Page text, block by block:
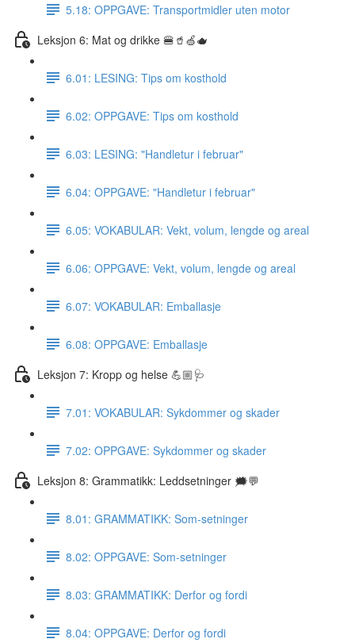
5.18: OPPGAVE: Transportmidler uten motor
Leksjon 6: Mat og drikke 🍔🥤🍏🫖
6.01: LESING: Tips om kosthold
6.02: OPPGAVE: Tips om kosthold
6.03: LESING: "Handletur i februar"
6.04: OPPGAVE: "Handletur i februar"
6.05: VOKABULAR: Vekt, volum, lengde og areal
6.06: OPPGAVE: Vekt, volum, lengde og areal
6.07: VOKABULAR: Emballasje
6.08: OPPGAVE: Emballasje
Leksjon 7: Kropp og helse 💪🏼🩺
7.01: VOKABULAR: Sykdommer og skader
7.02: OPPGAVE: Sykdommer og skader
Leksjon 8: Grammatikk: Leddsetninger 🗯💬
8.01: GRAMMATIKK: Som-setninger
8.02: OPPGAVE: Som-setninger
8.03: GRAMMATIKK: Derfor og fordi
8.04: OPPGAVE: Derfor og fordi